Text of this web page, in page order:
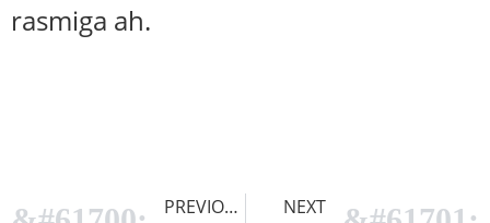
rasmiga ah.
PREVIOUS
NEXT